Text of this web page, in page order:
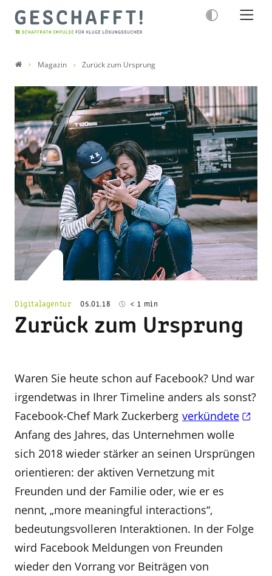
Magazin Zurück zum Ursprung
Digitalagentur 05.01.18 < 1 min
Zurück zum Ursprung
Waren Sie heute schon auf Facebook? Und war
irgendetwas in Ihrer Timeline anders als sonst?
Facebook-Chef Mark Zuckerberg verkündete
Anfang des Jahres, das Unternehmen wolle
sich 2018 wieder stärker an seinen Ursprüngen
orientieren: der aktiven Vernetzung mit
Freunden und der Familie oder, wie er es
nennt, „more meaningful interactions“,
bedeutungsvolleren Interaktionen. In der Folge
wird Facebook Meldungen von Freunden
wieder den Vorrang vor Beiträgen von